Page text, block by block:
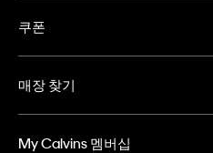
쿠폰
매장 찾기
My Calvins 멤버십